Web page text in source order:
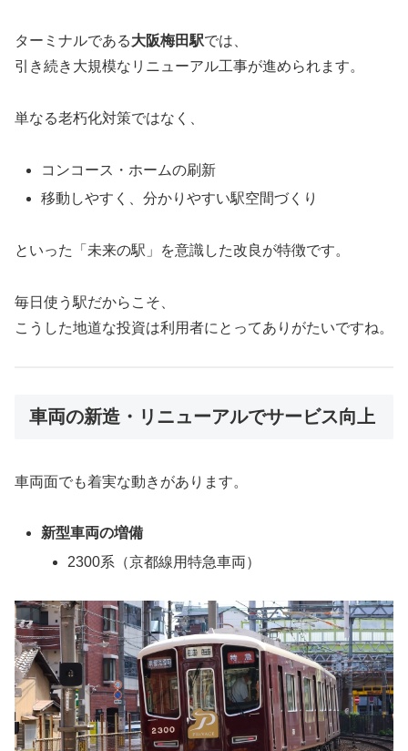
ターミナルである大阪梅田駅では、
引き続き大規模なリニューアル工事が進められます。
単なる老朽化対策ではなく、
コンコース・ホームの刷新
移動しやすく、分かりやすい駅空間づくり
といった「未来の駅」を意識した改良が特徴です。
毎日使う駅だからこそ、
こうした地道な投資は利用者にとってありがたいですね。
車両の新造・リニューアルでサービス向上
車両面でも着実な動きがあります。
新型車両の増備
2300系（京都線用特急車両）